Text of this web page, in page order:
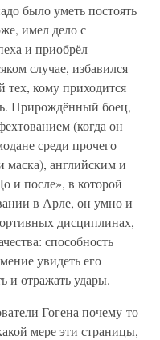
было уметь постоять
имел дело с
и приобрёл
случае, избавился
тех, кому приходится
Прирождённый боец,
(когда он
среди прочего
маска), английским и
и после», в которой
в Арле, он умно и
дисциплинах,
способность
увидеть его
и отражать удары.
Гогена почему-то
мере эти страницы,